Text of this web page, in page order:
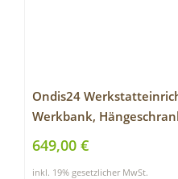
Ondis24
Werkbank,
Haken
649,00 €
inkl. 19% gesetzlicher MwSt.